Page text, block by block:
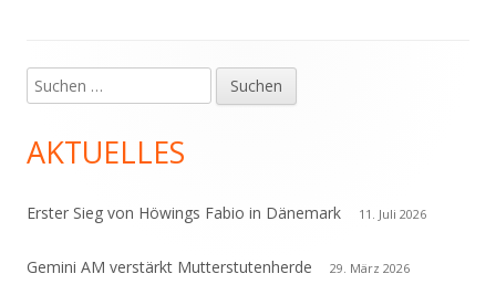
Haupt-
Seitenleiste
Suchen
nach:
AKTUELLES
Erster Sieg von Höwings Fabio in Dänemark 11. Juli 2026
Gemini AM verstärkt Mutterstutenherde 29. März 2026